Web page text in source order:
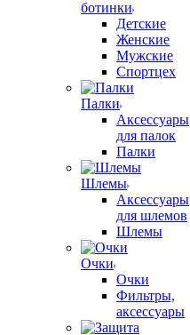
ботинки
Детские
Женские
Мужские
Спортцех
Палки
Аксессуары
для палок
Палки
Шлемы
Аксессуары
для шлемов
Шлемы
Очки
Очки
Фильтры,
аксессуары